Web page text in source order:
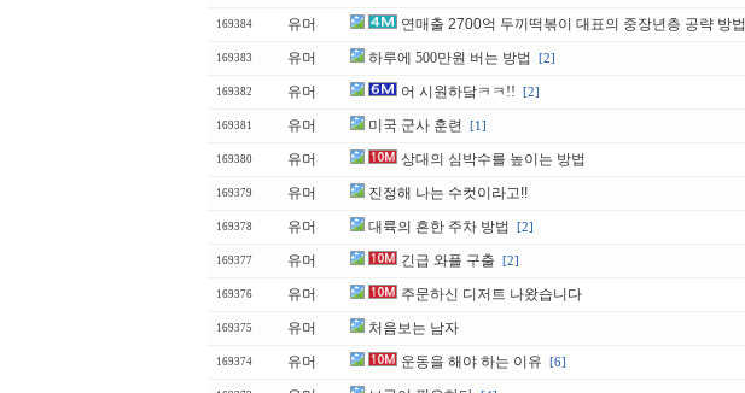
169384 유머 연매출 2700억 두끼떡볶이 대표의 중장년층 공략 방법
169383 유머 하루에 500만원 버는 방법 [2]
169382 유머 어 시원하닼ㅋㅋ!! [2]
169381 유머 미국 군사 훈련 [1]
169380 유머 상대의 심박수를 높이는 방법
169379 유머 진정해 나는 수컷이라고!!
169378 유머 대륙의 흔한 주차 방법 [2]
169377 유머 긴급 와플 구출 [2]
169376 유머 주문하신 디저트 나왔습니다
169375 유머 처음보는 남자
169374 유머 운동을 해야 하는 이유 [6]